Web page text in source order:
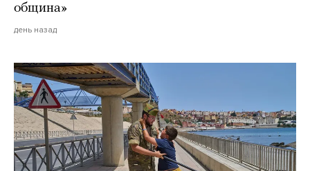
община»
день назад